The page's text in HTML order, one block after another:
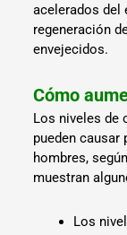
acelerados del
regeneración
envejecidos.
Cómo
Los niveles de
pueden causar
hombres,
muestran
Los